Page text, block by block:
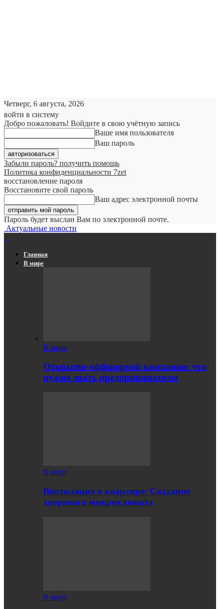
Четверг, 6 августа, 2026
войти в систему
Добро пожаловать! Войдите в свою учётную запись
Ваше имя пользователя
Ваш пароль
Забыли пароль? получить помощь
Политика конфиденциальности 7zet
восстановление пароля
Восстановите свой пароль
Ваш адрес электронной почты
Пароль будет выслан Вам по электронной почте.
Актуальные новости
Главная
В мире
В мире
Открытие оффшорной компании: что
нужно знать предпринимателю
В мире
Вентиляция в квартире: Создание
здорового микроклимата
В мире